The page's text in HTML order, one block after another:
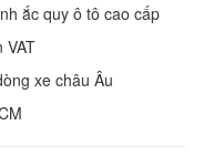
ắc quy ô tô cao cấp
VAT
xe châu Âu